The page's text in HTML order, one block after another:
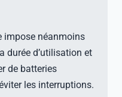
impose néanmoins
durée d’utilisation et
de batteries
les interruptions.